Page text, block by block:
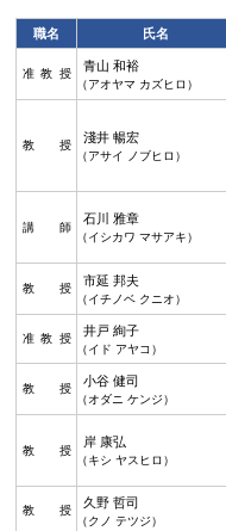
職名 氏名
准教授 青山 和裕
（アオヤマ カズヒロ）
教授 淺井 暢宏
（アサイ ノブヒロ）
講師 石川 雅章
（イシカワ マサアキ）
教授 市延 邦夫
（イチノベ クニオ）
准教授 井戸 絢子
（イド アヤコ）
教授 小谷 健司
（オダニ ケンジ）
教授 岸 康弘
（キシ ヤスヒロ）
教授 久野 哲司
（クノ テツジ）